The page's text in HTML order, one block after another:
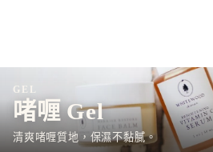
GEL
啫喱 Gel
清爽啫喱質地，保濕不黏膩。